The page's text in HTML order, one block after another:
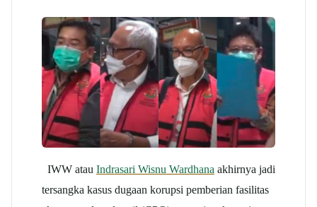
IWW atau Indrasari Wisnu Wardhana akhirnya jadi
tersangka kasus dugaan korupsi pemberian fasilitas